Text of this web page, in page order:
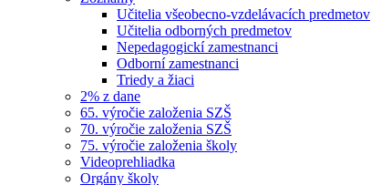
Učitelia všeobecno-vzdelávacích predmetov
Učitelia odborných predmetov
Nepedagogickí zamestnanci
Odborní zamestnanci
Triedy a žiaci
2% z dane
65. výročie založenia SZŠ
70. výročie založenia SZŠ
75. výročie založenia školy
Videoprehliadka
Orgány školy